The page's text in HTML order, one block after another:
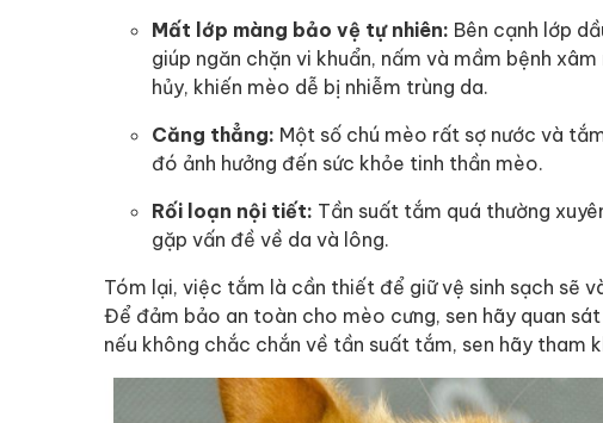
Mất lớp màng bảo vệ tự nhiên: Bên cạnh lớp
giúp ngăn chặn vi khuẩn, nấm và mầm bệnh
hủy, khiến mèo dễ bị nhiễm trùng da.
Căng thẳng: Một số chú mèo rất sợ nước và
đó ảnh hưởng đến sức khỏe tinh thần mèo.
Rối loạn nội tiết: Tần suất tắm quá thường
gặp vấn đề về da và lông.
Tóm lại, việc tắm là cần thiết để giữ vệ sinh sạch sẽ
Để đảm bảo an toàn cho mèo cưng, sen hãy quan
nếu không chắc chắn về tần suất tắm, sen hãy tham